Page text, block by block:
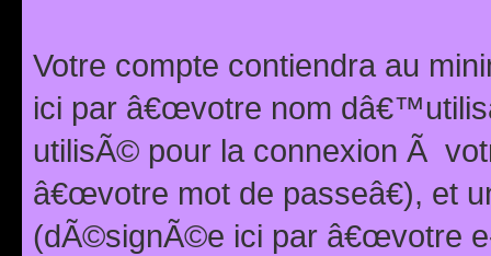
Votre compte contiendra au
ici par â€œvotre nom
utilisÃ© pour la connexion Ã
â€œvotre mot de passeâ€), et
(dÃ©signÃ©e ici par â€œvotre